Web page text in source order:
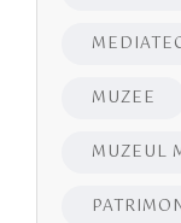
MUZEE
MUZEUL